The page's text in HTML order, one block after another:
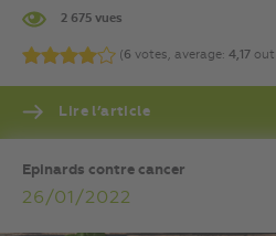
2 675 vues
(6 votes, average: 4,17 out
Lire l’article
Epinards contre cancer
26/01/2022